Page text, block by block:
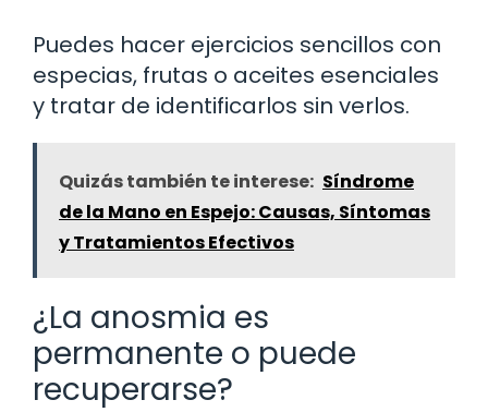
Puedes hacer ejercicios sencillos con
especias, frutas o aceites esenciales
y tratar de identificarlos sin verlos.
Quizás también te interese: Síndrome
de la Mano en Espejo: Causas, Síntomas
y Tratamientos Efectivos
¿La anosmia es
permanente o puede
recuperarse?